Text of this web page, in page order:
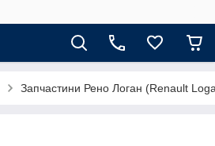
Запчастини Рено Логан (Renault